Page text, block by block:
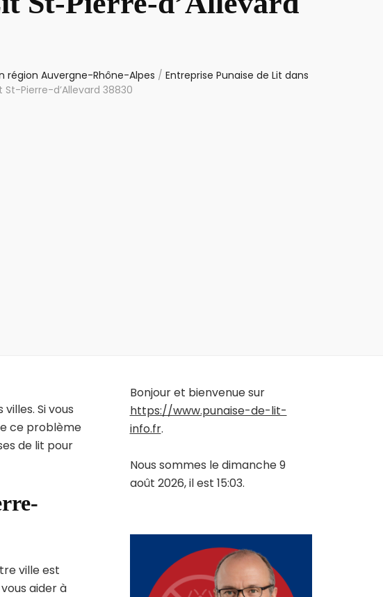
région Auvergne-Rhône-Alpes / Entreprise Punaise de Lit dans
Pierre-d’Allevard 38830
Si vous
ce problème
de lit pour
ville est
aider à
Bonjour et bienvenue sur
https://www.punaise-de-lit-
info.fr.
Nous sommes le dimanche 9
août 2026, il est 15:03.